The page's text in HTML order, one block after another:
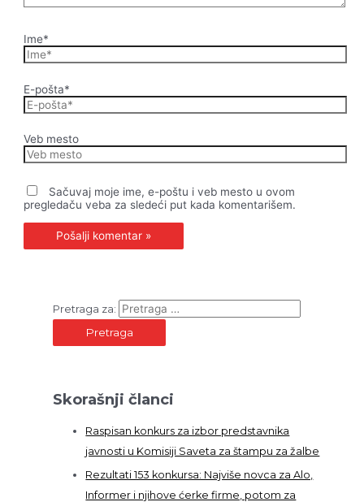
Ime*
E-pošta*
Veb mesto
Sačuvaj moje ime, e-poštu i veb mesto u ovom
pregledaču veba za sledeći put kada komentarišem.
Pretraga za:
Skorašnji članci
Raspisan konkurs za izbor predstavnika
javnosti u Komisiji Saveta za štampu za žalbe
Rezultati 153 konkursa: Najviše novca za Alo,
Informer i njihove ćerke firme, potom za